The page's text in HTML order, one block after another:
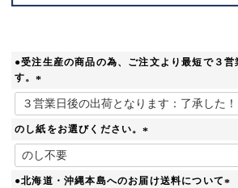
●受注生産の商品の為、ご注文より最短で３営
す。
(
必
須
)
のし紙をお選びください。
必
須
●北海道・沖縄本島へのお届け送料について